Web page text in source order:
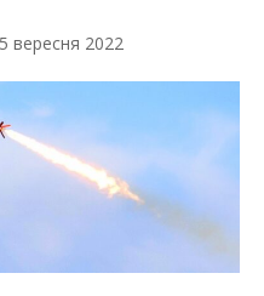
вересня 2022